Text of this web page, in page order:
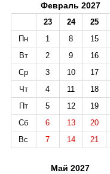
Февраль 2027
23 24
25
Пн
1 8
15
Вт
2 9
16
Ср
3 10
17
Чт
4 11
18
Пт
5 12
19
Сб
6 13
20
Вс
7 14 21
Май 2027